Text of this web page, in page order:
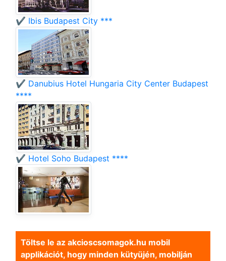
✔️ Ibis Budapest City ***
✔️ Danubius Hotel Hungaria City Center Budapest
****
✔️ Hotel Soho Budapest ****
Töltse le az akcioscsomagok.hu mobil
applikációt, hogy minden kütyüjén, mobilján